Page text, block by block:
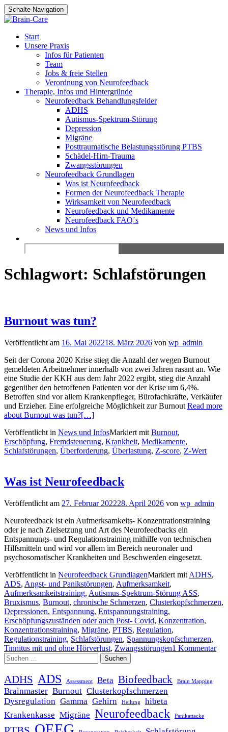
Schalte Navigation
Zum
Inhalt
Start
Unsere Praxis
Infos für Patienten
Team
Jobs & freie Stellen
Verordnung von Neurofeedback
Therapie, Infos und Hintergründe
Neurofeedback Behandlungsfelder
ADHS
Autismus-Spektrum-Störung
Depression
Migräne
Posttraumatische Belastungsstörung PTBS
Schädel-Hirn-Trauma
Zwangsstörungen
Neurofeedback Grundlagen
Was ist Neurofeedback
Formen der Neurofeedback Therapie
Wirksamkeit von Neurofeedback
Neurofeedback und Medikamente
Neurofeedback FAQ`s
News und Infos
Search
for:
Schlagwort: Schlafstörungen
Burnout was tun?
Veröffentlicht am 16. Mai 202218. März 2026 von wp_admin
Seit der Corona 2020 Krise stieg die Anzahl der wegen Burnout
gemeldeten Arbeitnehmer innerhalb von zwei Jahren rasant an. Wie
eine Studie der KKH aus dem Jahr 2022 ergibt, stieg die Anzahl
gegenüber den betroffenen Patienten vor der Krise um 6,4%.
Betroffen sind vor allem Krankenpfleger, Bürofachkräfte, Verkäufer
und Erzieher. Eine erfolgreiche Möglichkeit zur Burnout Read more
about Burnout was tun?[…]
Veröffentlicht in News und InfosMarkiert mit Burnout,
Erschöpfung, Fremdsteuerung, Krankheit, Medikamente,
Schlafstörungen, Überforderung, Überlastung, Z-score, Z-Wert
Was ist Neurofeedback
Veröffentlicht am 27. Februar 202228. April 2026 von wp_admin
Neurofeedback ist ein Aufmerksamkeits- Konzentrationstraining
oder je nach Zielsetzung und Art des Neurofeedbacks ein
Entspannungs- und Regulationstraining mithilfe von technischen
Hilfsmitteln und wird vor allem im Bereich neuronaler und
psychosomatischer Krankheiten und Beschwerden eingesetzt.
Veröffentlicht in Neurofeedback GrundlagenMarkiert mit ADHS,
ADS, Angst- und Panikstörungen, Aufmerksamkeit,
Aufmerksamkeitstraining, Autismus-Spektrum-Störung ASS,
Bruxismus, Burnout, chronische Schmerzen, Clusterkopfschmerzen,
Depressionen, Entspannung, Entspannungstraining,
Erschöpfungszuständen oder auch Post- Covid, Konzentration,
Konzentrationstraining, Migräne, PTBS, Regulation,
Regulationstraining, Schlafstörungen, Spannungskopfschmerzen,
Tinnitus mit und ohne Hörverlust, Zwangsstörungen1 Kommentar
Suchen
nach:
ADHS ADS Assessment Beta Biofeedback Brain Mapping
Brainmaster Burnout Clusterkopfschmerzen
Dysregulation Gamma Gehirn Heilung
hibeta
Krankenkasse Migräne Neurofeedback Panikattacke
QEEG
Dein neuer Job als
Neurofeedback
Therapeut*in bei Brain-
Care